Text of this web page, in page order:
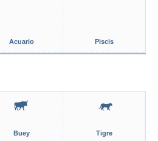
Acuario Piscis
Buey Tigre